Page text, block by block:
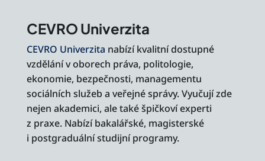
CEVRO Univerzita
CEVRO Univerzita nabízí kvalitní dostupné
vzdělání v oborech práva, politologie,
ekonomie, bezpečnosti, managementu
sociálních služeb a veřejné správy. Vyučují zde
nejen akademici, ale také špičkoví experti
z praxe. Nabízí bakalářské, magisterské
i postgraduální studijní programy.